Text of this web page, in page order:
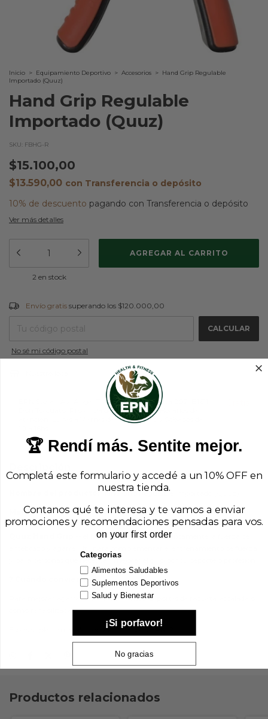
Inicio > Equipamiento Deportivo > Accesorios > Hand Grip Regulable
Importado (Quuz)
Hand Grip Regulable
Importado (Quuz)
SKU: FBHG-R
$15.100,00
$13.590,00 con Transferencia o depósito
10% de descuento pagando con Transferencia o depósito
Ver más detalles
2 en stock
Envío gratis $120.000,00
CAMBIAR CP
Envío gratis superando los $120.000,00
CALCULAR
No sé mi código postal
EPN Store - Av. Ángel T. de Alvear 2592 Ruta 202, B1611
Don Torcuato, Provincia de Buenos Aires Horarios de
atención: Lunes a Viernes de 9.30 a 20hs y Sábados de
Nombre del producto: Hand Grip Regulable Importado (Quuz)
Marca:Quuz
-- el hand grip trabaja específicamente la fuerza de
y para personas que necesitan mejorar el grip por su deporte o profesión.
? Cuándo conviene
Para mejorar agarre en levantamientos, deportes de raqueta, escalada o
como rehabilitación.
Eso es suplementación consciente. Eso es EPN. ?
Productos relacionados
🏆 Rendí más. Sentite mejor.
Completá este formulario y accedé a un 10% OFF en
nuestra tienda.
Contanos qué te interesa y te vamos a enviar
promociones y recomendaciones pensadas para vos.
on your first order
Categorias
Alimentos Saludables
Suplementos Deportivos
Salud y Bienestar
¡Si porfavor!
No gracias